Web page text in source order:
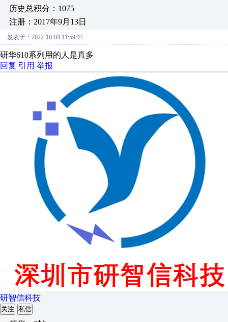
历史总积分：1075
注册：2017年9月13日
发表于：2022-10-04 11:59:47
研华610系列用的人是真多
回复 引用 举报
研智信科技
关注 私信